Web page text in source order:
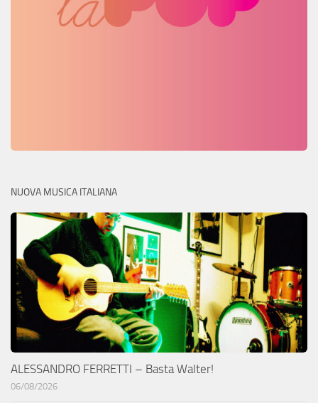
NUOVA MUSICA ITALIANA
ALESSANDRO FERRETTI – Basta Walter!
06/08/2026